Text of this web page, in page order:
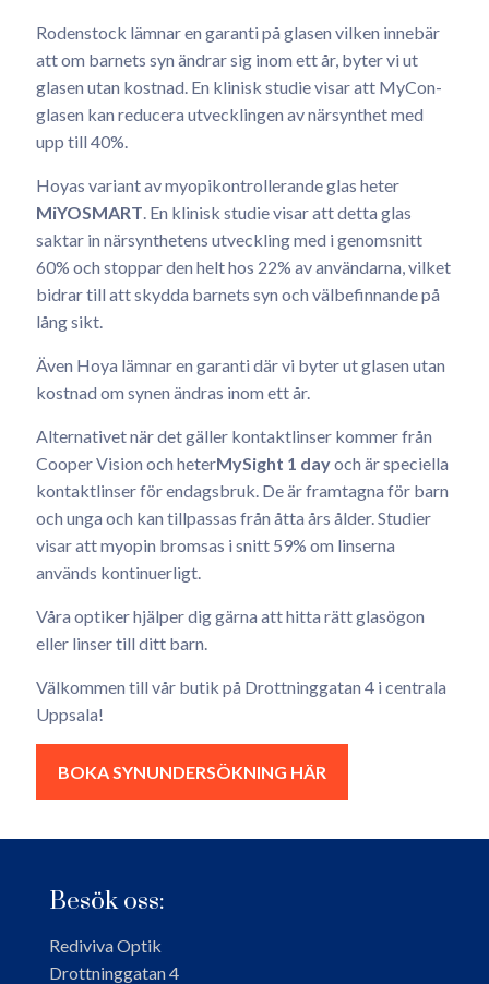
Rodenstock lämnar en garanti på glasen vilken innebär
att om barnets syn ändrar sig inom ett år, byter vi ut
glasen utan kostnad. En klinisk studie visar att MyCon-
glasen kan reducera utvecklingen av närsynthet med
upp till 40%.
Hoyas variant av myopikontrollerande glas heter
MiYOSMART. En klinisk studie visar att detta glas
saktar in närsynthetens utveckling med i genomsnitt
60% och stoppar den helt hos 22% av användarna, vilket
bidrar till att skydda barnets syn och välbefinnande på
lång sikt.
Även Hoya lämnar en garanti där vi byter ut glasen utan
kostnad om synen ändras inom ett år.
Alternativet när det gäller kontaktlinser kommer från
Cooper Vision och heterMySight 1 dayoch är speciella
kontaktlinser för endagsbruk. De är framtagna för barn
och unga och kan tillpassas från åtta års ålder. Studier
visar att myopin bromsas i snitt 59% om linserna
används kontinuerligt.
Våra optiker hjälper dig gärna att hitta rätt glasögon
eller linser till ditt barn.
Välkommen till vår butik på Drottninggatan 4 i centrala
Uppsala!
BOKA SYNUNDERSÖKNING HÄR
Besök oss:
Rediviva Optik
Drottninggatan 4